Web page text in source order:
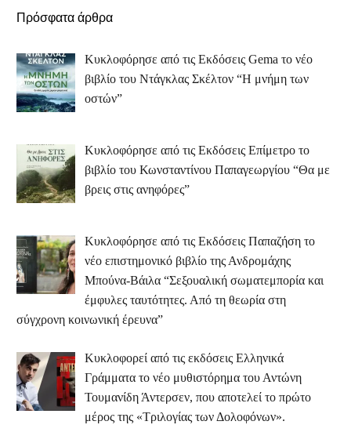
Πρόσφατα άρθρα
Κυκλοφόρησε από τις Εκδόσεις Gema το νέο
βιβλίο του Ντάγκλας Σκέλτον “Η μνήμη των
οστών”
Κυκλοφόρησε από τις Εκδόσεις Επίμετρο το
βιβλίο του Κωνσταντίνου Παπαγεωργίου “Θα με
βρεις στις ανηφόρες”
Κυκλοφόρησε από τις Εκδόσεις Παπαζήση το
νέο επιστημονικό βιβλίο της Ανδρομάχης
Μπούνα-Βάιλα “Σεξουαλική σωματεμπορία και
έμφυλες ταυτότητες. Από τη θεωρία στη
σύγχρονη κοινωνική έρευνα”
Κυκλοφορεί από τις εκδόσεις Ελληνικά
Γράμματα το νέο μυθιστόρημα του Αντώνη
Τουμανίδη Άντερσεν, που αποτελεί το πρώτο
μέρος της «Τριλογίας των Δολοφόνων».